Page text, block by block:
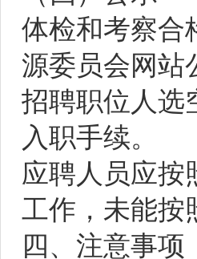
体检和考察合
源委员会网站
招聘职位人选
入职手续。
应聘人员应按
工作，未能按
四、注意事项